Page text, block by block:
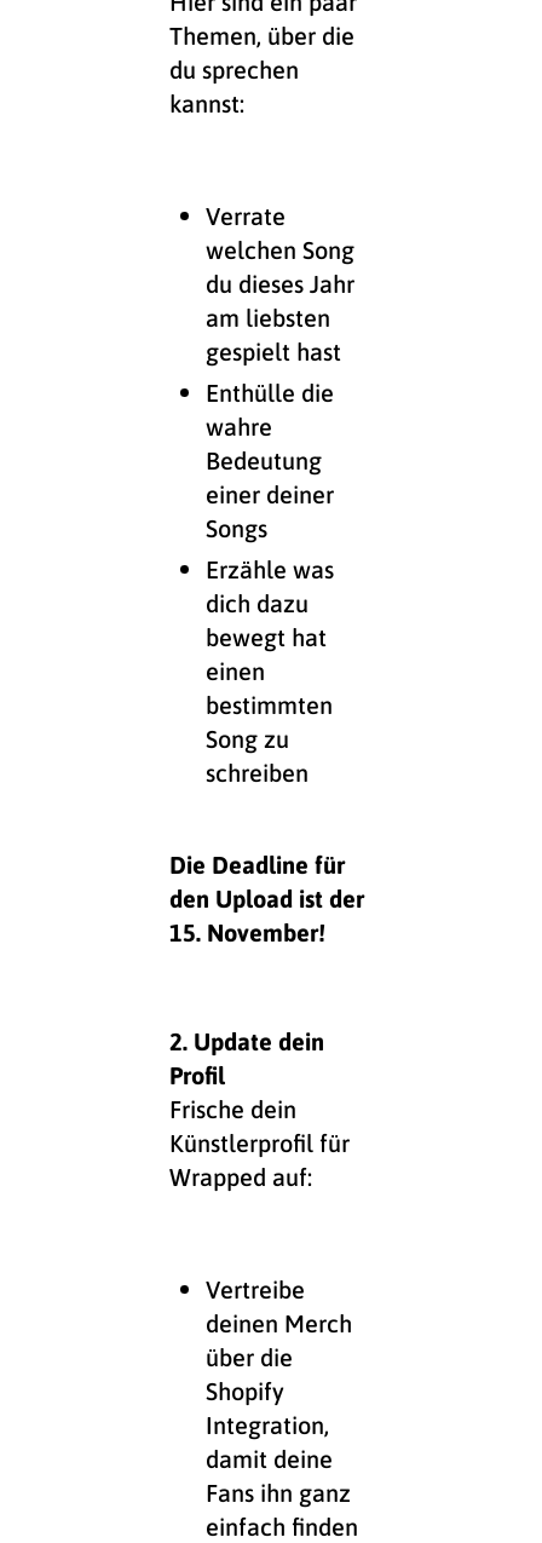
Themen, über die
du sprechen
kannst:
Verrate
welchen Song
du dieses Jahr
am liebsten
gespielt hast
Enthülle die
wahre
Bedeutung
einer deiner
Songs
Erzähle was
dich dazu
bewegt hat
einen
bestimmten
Song zu
schreiben
Die Deadline für
den Upload ist der
15. November!
2. Update dein
Profil
Frische dein
Künstlerprofil für
Wrapped auf:
Vertreibe
deinen Merch
über die
Shopify
Integration,
damit deine
Fans ihn ganz
einfach finden